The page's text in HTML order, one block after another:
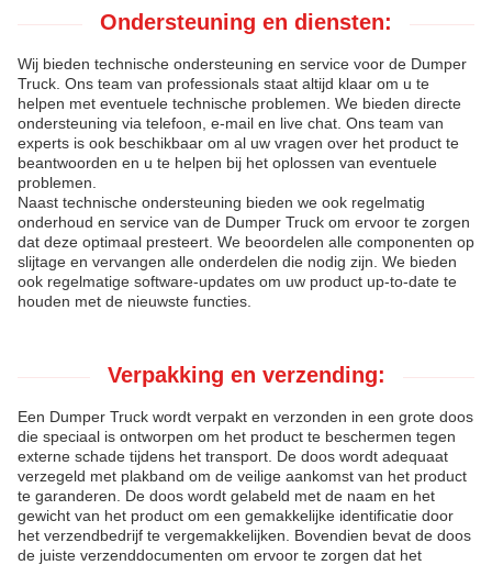
Ondersteuning en diensten:
Wij bieden technische ondersteuning en service voor de Dumper
Truck. Ons team van professionals staat altijd klaar om u te
helpen met eventuele technische problemen. We bieden directe
ondersteuning via telefoon, e-mail en live chat. Ons team van
experts is ook beschikbaar om al uw vragen over het product te
beantwoorden en u te helpen bij het oplossen van eventuele
problemen.
Naast technische ondersteuning bieden we ook regelmatig
onderhoud en service van de Dumper Truck om ervoor te zorgen
dat deze optimaal presteert. We beoordelen alle componenten op
slijtage en vervangen alle onderdelen die nodig zijn. We bieden
ook regelmatige software-updates om uw product up-to-date te
houden met de nieuwste functies.
Verpakking en verzending:
Een Dumper Truck wordt verpakt en verzonden in een grote doos
die speciaal is ontworpen om het product te beschermen tegen
externe schade tijdens het transport. De doos wordt adequaat
verzegeld met plakband om de veilige aankomst van het product
te garanderen. De doos wordt gelabeld met de naam en het
gewicht van het product om een gemakkelijke identificatie door
het verzendbedrijf te vergemakkelijken. Bovendien bevat de doos
de juiste verzenddocumenten om ervoor te zorgen dat het